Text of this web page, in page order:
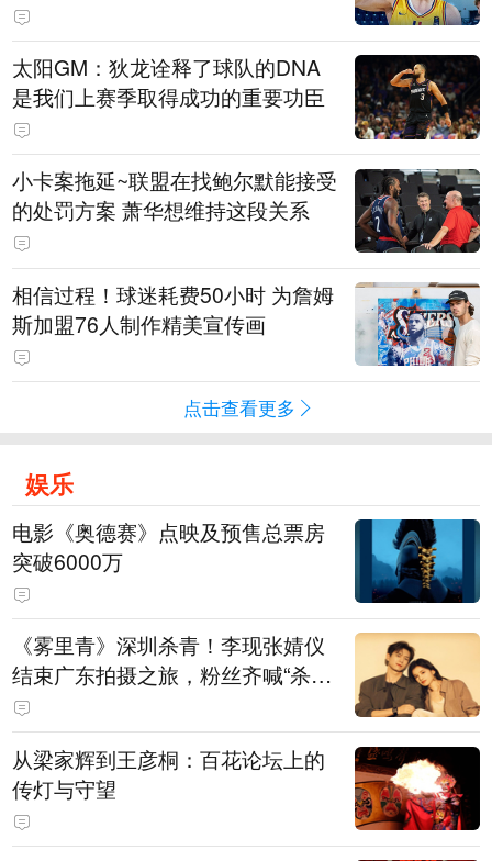
太阳GM：狄龙诠释了球队的DNA
是我们上赛季取得成功的重要功臣
小卡案拖延~联盟在找鲍尔默能接受
的处罚方案 萧华想维持这段关系
相信过程！球迷耗费50小时 为詹姆
斯加盟76人制作精美宣传画
点击查看更多
娱乐
电影《奥德赛》点映及预售总票房
突破6000万
《雾里青》深圳杀青！李现张婧仪
结束广东拍摄之旅，粉丝齐喊“杀青
快乐”
从梁家辉到王彦桐：百花论坛上的
传灯与守望